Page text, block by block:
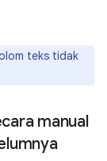
teks tidak
manual